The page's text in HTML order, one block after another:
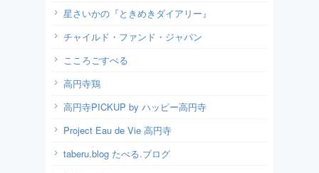
星さいかの『ときめきダイアリー』
チャイルド・ファンド・ジャパン
こころごすぺる
高円寺鶏
高円寺PICKUP by ハッピー高円寺
Project Eau de Vie 高円寺
taberu.blog たべる.ブログ